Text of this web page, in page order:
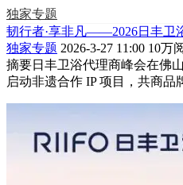
独家专题
韧行者·享非凡——2026日丰卫
独家专题 2026-3-27 11:00 10万
摘要日丰卫浴代理商峰会在佛
启动非遗合作 IP 项目，共商品